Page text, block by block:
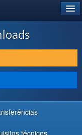
técnicos